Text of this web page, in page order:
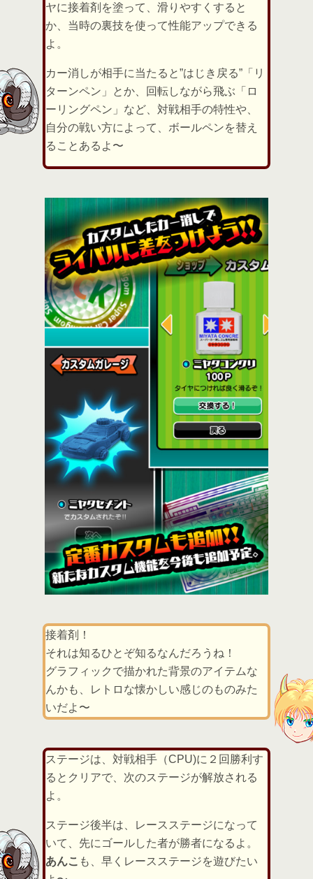
ヤに接着剤を塗って、滑りやすくすると
か、当時の裏技を使って性能アップできる
よ。
カー消しが相手に当たると”はじき戻る”「リ
ターンペン」とか、回転しながら飛ぶ「ロ
ーリングペン」など、対戦相手の特性や、
自分の戦い方によって、ボールペンを替え
ることあるよ〜
接着剤！
それは知るひとぞ知るなんだろうね！
グラフィックで描かれた背景のアイテムな
んかも、レトロな懐かしい感じのものみた
いだよ〜
ステージは、対戦相手（CPU)に２回勝利す
るとクリアで、次のステージが解放される
よ。
ステージ後半は、レースステージになって
いて、先にゴールした者が勝者になるよ。
あんこ も、早くレースステージを遊びたい